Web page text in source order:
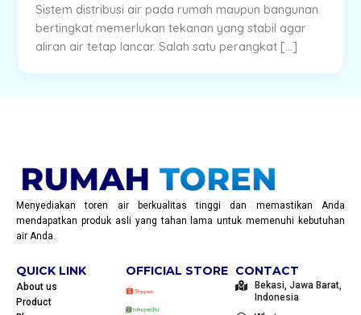
Sistem distribusi air pada rumah maupun bangunan
bertingkat memerlukan tekanan yang stabil agar
aliran air tetap lancar. Salah satu perangkat […]
Menyediakan toren air berkualitas tinggi dan memastikan Anda
mendapatkan produk asli yang tahan lama untuk memenuhi kebutuhan
air Anda.
QUICK LINK
About us
Product
OFFICIAL STORE CONTACT
Bekasi, Jawa Barat,
Indonesia